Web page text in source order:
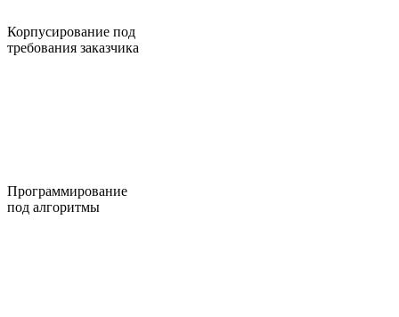
Корпусирование под
требования заказчика
Программирование
под алгоритмы